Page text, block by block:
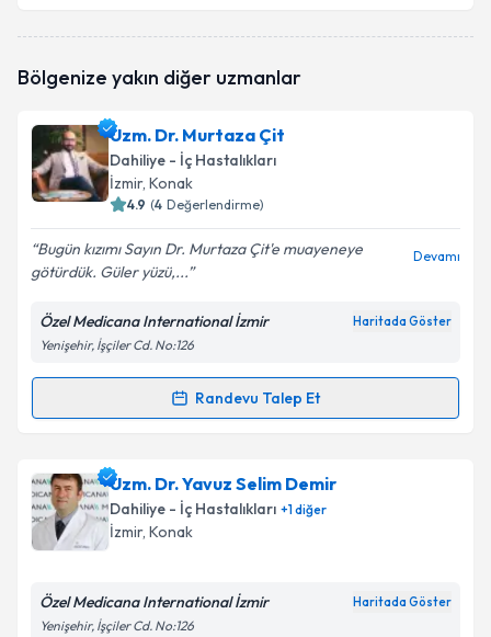
oluşturun. Size bu uzmandan randevu almanız için bir
E-posta Adresiniz
Kişisel verilerimin işlenmesine ilişkinAydınlatma
Metni'ni okudum ve kişisel verilerimin belirtilen
Bölgenize yakın diğer uzmanlar
Uzm. Dr. Murtaza Çit
Dahiliye - İç Hastalıkları
İzmir, Konak
4.9 (4 Değerlendirme)
Bugün kızımı Sayın Dr. Murtaza Çit'e muayeneye
götürdük. Güler yüzü,...
Devamı
Özel Medicana International İzmir Haritada Göster
Yenişehir, İşçiler Cd. No:126
Randevu Talep Et
Randevu Takvimi Talebi
Uzm. Dr. Murtaza Çit için randevu takvimi talebi
oluşturun. Size bu uzmandan randevu almanız için bir
takvim hazırlandığında e-posta ile bilgilendireceğiz.
Uzm. Dr. Yavuz Selim Demir
Dahiliye - İç Hastalıkları +1diğer
İzmir, Konak
Özel Medicana International İzmir Haritada Göster
Yenişehir, İşçiler Cd. No:126